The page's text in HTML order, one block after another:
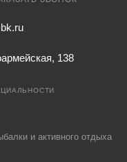
138
и активного отдыха